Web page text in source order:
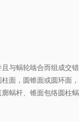
与蜗轮啮合而组成交
面，圆锥面或圆环面
蜗杆、锥面包络圆柱